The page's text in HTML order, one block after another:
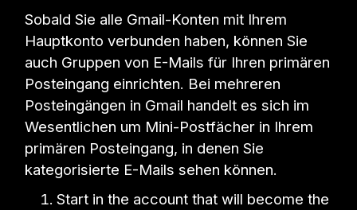
Sobald Sie alle Gmail-Konten mit Ihrem
Hauptkonto verbunden haben, können Sie
auch Gruppen von E-Mails für Ihren primären
Posteingang einrichten. Bei mehreren
Posteingängen in Gmail handelt es sich im
Wesentlichen um Mini-Postfächer in Ihrem
primären Posteingang, in denen Sie
kategorisierte E-Mails sehen können.
Start in the account that will become the